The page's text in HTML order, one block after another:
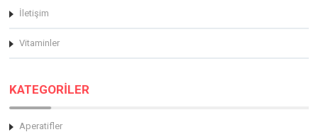
İletişim
Vitaminler
KATEGORİLER
Aperatifler